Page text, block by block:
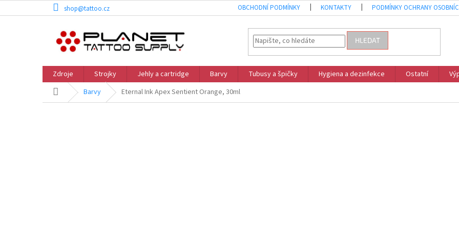
na
shop@tattoo.cz OBCHODNÍ PODMÍNKY KONTAKTY PODMÍNKY OCHRANY
HLEDAT
Zdroje Strojky Jehly a cartridge Barvy Tubusy a špičky Hygiena a dezinfekce Ostatní
Domů Barvy Eternal Ink Apex Sentient Orange, 30ml